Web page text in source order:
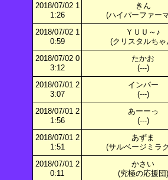
2018/07/02 1
1:26
きん
(ハイパーファー
2018/07/02 1
0:59
ＹＵＵ～♪
(クリスタルちゃ
2018/07/02 0
3:12
たかお
(---)
2018/07/01 2
3:07
インパー
(---)
2018/07/01 2
1:56
あーーっ
(---)
2018/07/01 2
1:51
あずま
(サルベージミラ
2018/07/01 2
0:11
かさい
(究極の応援団)